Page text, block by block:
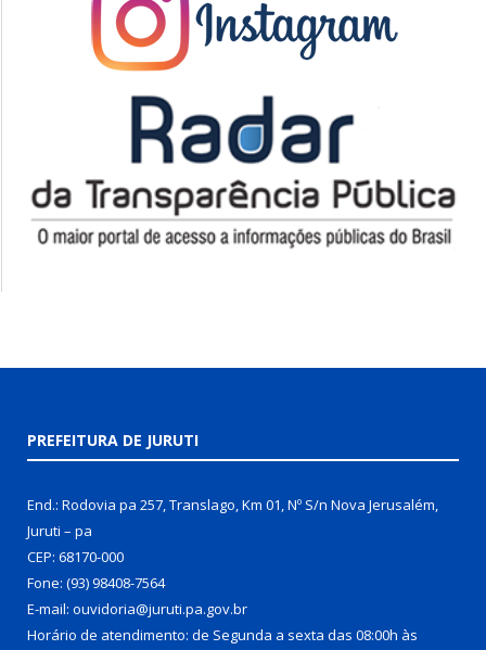
PREFEITURA DE JURUTI
End.: Rodovia pa 257, Translago, Km 01, Nº S/n Nova Jerusalém,
Juruti – pa
CEP: 68170-000
Fone: (93) 98408-7564
E-mail: ouvidoria@juruti.pa.gov.br
Horário de atendimento: de Segunda a sexta das 08:00h às